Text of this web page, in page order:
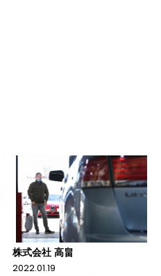
株式会社 高畠
2022.01.19